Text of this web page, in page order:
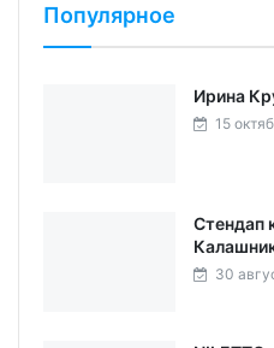
Популярное
Ирина
15
Стендап
30